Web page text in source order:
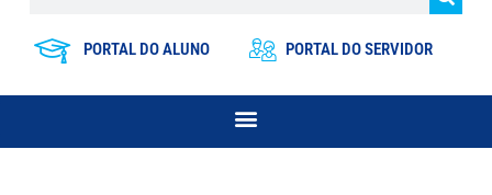
PORTAL DO ALUNO PORTAL DO SERVIDOR